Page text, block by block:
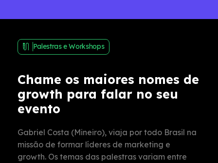
Palestras e Workshops
Chame os maiores nomes de
growth para falar no seu
evento
Gabriel Costa (Mineiro), viaja por todo Brasil na
missão de formar líderes de marketing e
growth. Os temas das palestras variam entre